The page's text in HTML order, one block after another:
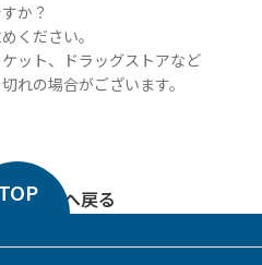
か？
ください。
ット、ドラッグストアなど
れの場合がございます。
ス一覧へ戻る
TOP